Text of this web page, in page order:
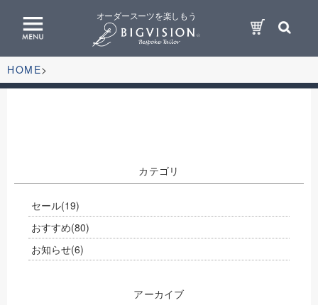
オーダースーツを楽しもう
HOME
カテゴリ
セール(19)
おすすめ(80)
お知らせ(6)
アーカイブ